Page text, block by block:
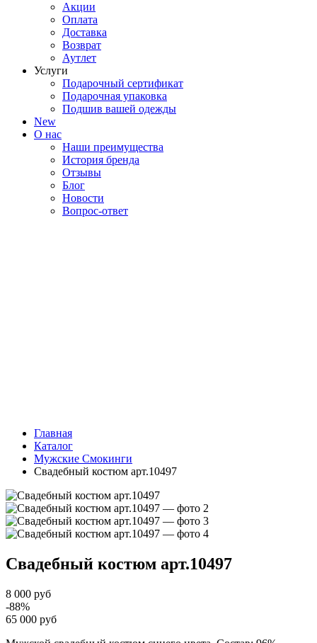
Акции
Оплата
Доставка
Возврат
Аутлет
Услуги
Подарочный сертификат
Подарочная упаковка
Подшив вашей одежды
New
О нас
Наши преимущества
История бренда
Отзывы
Блог
Новости
Вопрос-ответ
Главная
Каталог
Мужские Смокинги
Свадебный костюм арт.10497
Свадебный костюм арт.10497
8 000 руб
-88%
65 000 руб